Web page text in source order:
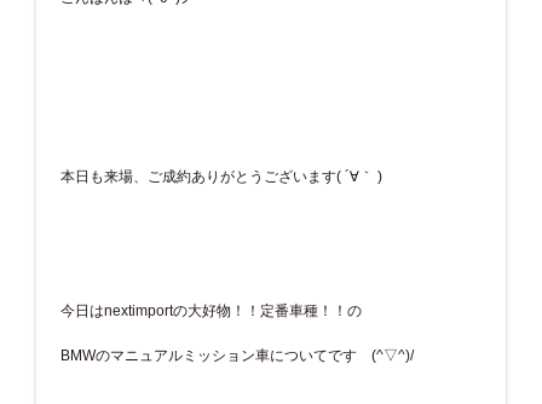
本日も来場、ご成約ありがとうございます( ´∀｀ )
今日はnextimportの大好物！！定番車種！！の
BMWのマニュアルミッション車についてです (^▽^)/